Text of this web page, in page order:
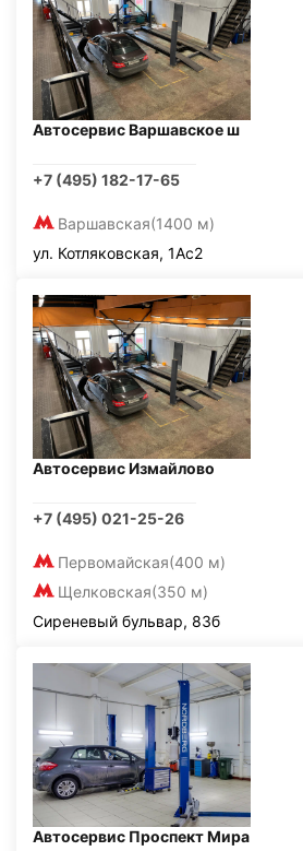
Автосервис Варшавское ш
+7 (495) 182-17-65
Варшавская(1400 м)
ул. Котляковская, 1Ас2
Автосервис Измайлово
+7 (495) 021-25-26
Первомайская(400 м)
Щелковская(350 м)
Сиреневый бульвар, 83б
Автосервис Проспект Мира